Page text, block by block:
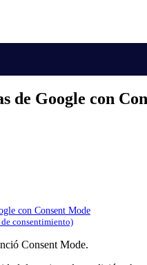
de Google con
con Consent Mode
consentimiento)
Consent Mode.